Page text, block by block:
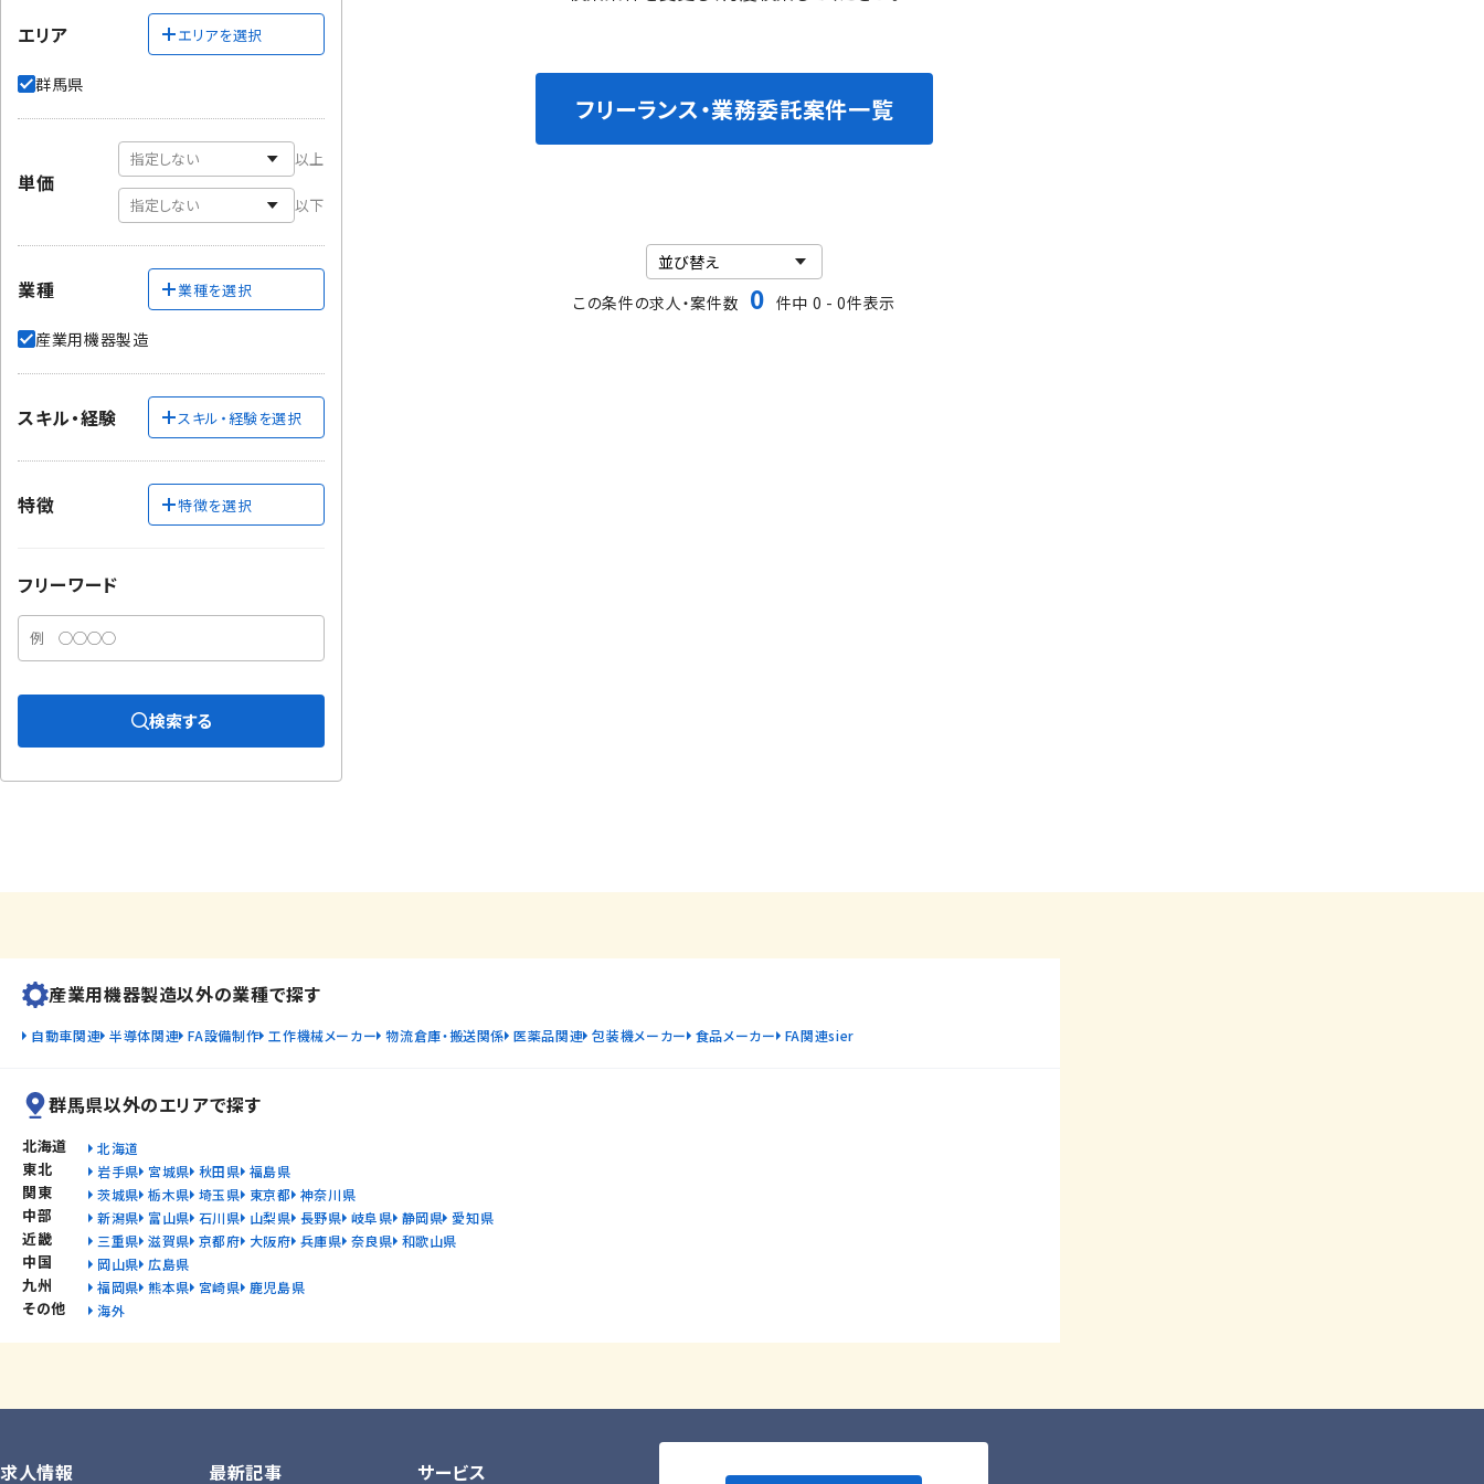
フリーランス・業務委託案件一覧
この条件の求人・案件数 0 件中 0 - 0件表示
エリア エリアを選択
群馬県
単価
以上
以下
業種 業種を選択
産業用機器製造
スキル・経験 スキル・経験を選択
特徴 特徴を選択
フリーワード
検索する
産業用機器製造以外の業種で探す
自動車関連 半導体関連 FA設備制作 工作機械メーカー 物流倉庫・搬送関係 医薬品関連 包装機メーカー 食品メーカー FA関連sier
群馬県以外のエリアで探す
北海道 北海道
東北 岩手県 宮城県 秋田県 福島県
関東 茨城県 栃木県 埼玉県 東京都 神奈川県
中部 新潟県 富山県 石川県 山梨県 長野県 岐阜県 静岡県 愛知県
近畿 三重県 滋賀県 京都府 大阪府 兵庫県 奈良県 和歌山県
中国 岡山県 広島県
九州 福岡県 熊本県 宮崎県 鹿児島県
その他 海外
求人情報 最新記事 サービス